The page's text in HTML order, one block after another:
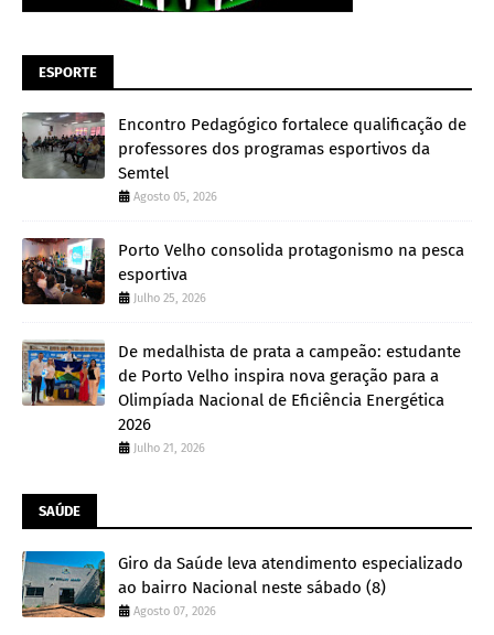
ESPORTE
Encontro Pedagógico fortalece qualificação de
professores dos programas esportivos da
Semtel
Agosto 05, 2026
Porto Velho consolida protagonismo na pesca
esportiva
Julho 25, 2026
De medalhista de prata a campeão: estudante
de Porto Velho inspira nova geração para a
Olimpíada Nacional de Eficiência Energética
2026
Julho 21, 2026
SAÚDE
Giro da Saúde leva atendimento especializado
ao bairro Nacional neste sábado (8)
Agosto 07, 2026